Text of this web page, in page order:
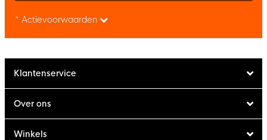
* Actievoorwaarden
Klantenservice
Over ons
Winkels